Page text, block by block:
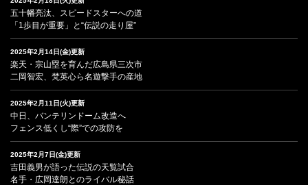
五十幡亮汰、スピードスターへの道
「1歩目が重要」と“伝説の走り屋”
2025年2月14日(金)更新
楽天・宗山塁を育んだ広島県三次市
二岡智宏、梵英心ら名遊撃手の産地
2025年2月11日(火)更新
中日、バンテリンドーム改造へ
フェンス低くし“際”での攻防を
2025年2月7日(金)更新
吉田義男が語った伝説の天覧試合
名手・広岡達朗とのライバル秘話